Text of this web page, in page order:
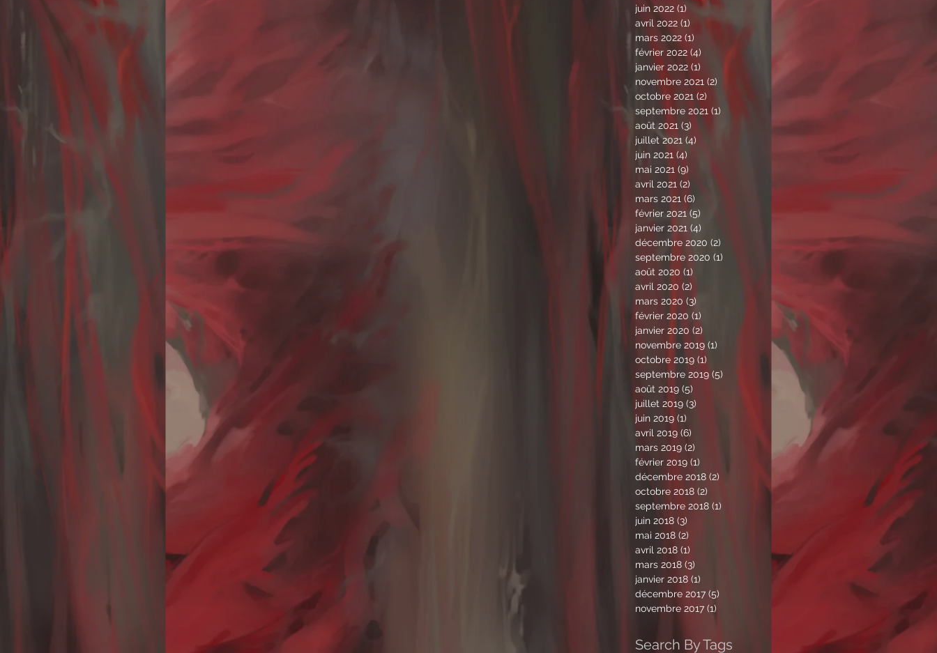
juin 2022 (1) 1 post
avril 2022 (1)
mars 2022 (1)
février 2022 (4) 4 posts
janvier 2022 (1)
novembre 2021 (2)
octobre 2021 (2)
septembre 2021 (1)
août 2021 (3)
juillet 2021 (4)
juin 2021 (4)
mai 2021 (9)
avril 2021 (2)
mars 2021 (6)
février 2021 (5)
janvier 2021 (4)
décembre 2020 (2)
septembre 2020 (1)
août 2020 (1)
avril 2020 (2)
mars 2020 (3)
février 2020 (1)
janvier 2020 (2)
novembre 2019 (1)
octobre 2019 (1)
septembre 2019 (5)
août 2019 (5)
juillet 2019 (3)
juin 2019 (1)
avril 2019 (6)
mars 2019 (2)
février 2019 (1)
décembre 2018 (2)
octobre 2018 (2)
septembre 2018 (1)
juin 2018 (3)
mai 2018 (2)
avril 2018 (1)
mars 2018 (3)
janvier 2018 (1)
décembre 2017 (5)
novembre 2017 (1)
Search By Tags